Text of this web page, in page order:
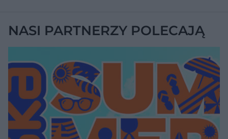
NASI PARTNERZY POLECAJĄ